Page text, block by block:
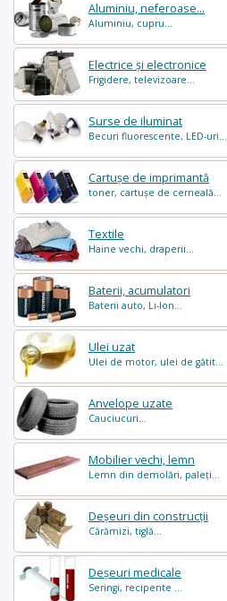
Aluminiu, neferoase...
Aluminiu, cupru...
Electrice și electronice
Frigidere, televizoare...
Surse de iluminat
Becuri fluorescente, LED-uri...
Cartușe de imprimantă
toner, cartușe de cerneală...
Textile
Haine vechi, draperii...
Baterii, acumulatori
Baterii auto, Li-Ion...
Ulei uzat
Ulei de motor, ulei de gătit...
Anvelope uzate
Cauciucuri...
Mobilier vechi, lemn
Lemn din demolări, paleți...
Deșeuri din construcții
Cărămizi, tiglă...
Deșeuri medicale
Seringi, recipente ...